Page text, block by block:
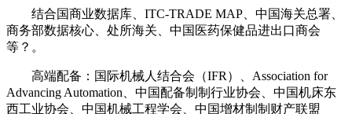
结合国商业数据库、ITC-TRADE MAP、中国海关总署、
商务部数据核心、处所海关、中国医药保健品进出口商会
等？。
高端配备：国际机械人结合会（IFR）、Association for
Advancing Automation、中国配备制制行业协会、中国机床东
西工业协会、中国机械工程学会、中国增材制制财产联盟